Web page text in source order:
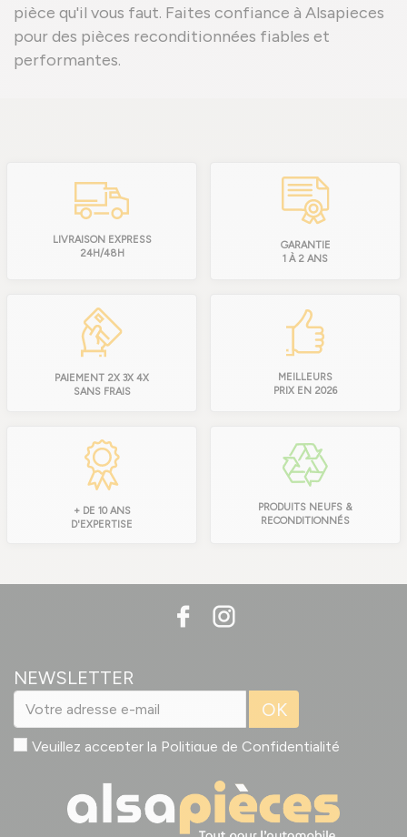
pièce qu'il vous faut. Faites confiance à Alsapieces
pour des pièces reconditionnées fiables et
performantes.
LIVRAISON EXPRESS
24H/48H
GARANTIE
1 À 2 ANS
PAIEMENT 2X 3X 4X
SANS FRAIS
MEILLEURS
PRIX EN 2026
+ DE 10 ANS
D'EXPERTISE
PRODUITS NEUFS &
RECONDITIONNÉS
NEWSLETTER
OK
Veuillez accepter la Politique de Confidentialité